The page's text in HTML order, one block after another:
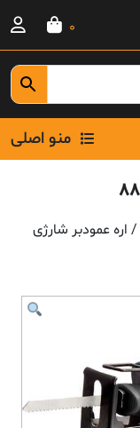
0
منو اصلی
/ اره عمودبر شارژی